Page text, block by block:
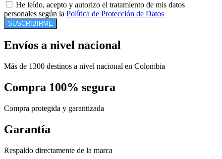
He leído, acepto y autorizo el tratamiento de mis datos
personales según la Política de Protección de Datos
SUSCRIBIRME
Envíos a nivel nacional
Más de 1300 destinos a nivel nacional en Colombia
Compra 100% segura
Compra protegida y garantizada
Garantía
Respaldo directamente de la marca